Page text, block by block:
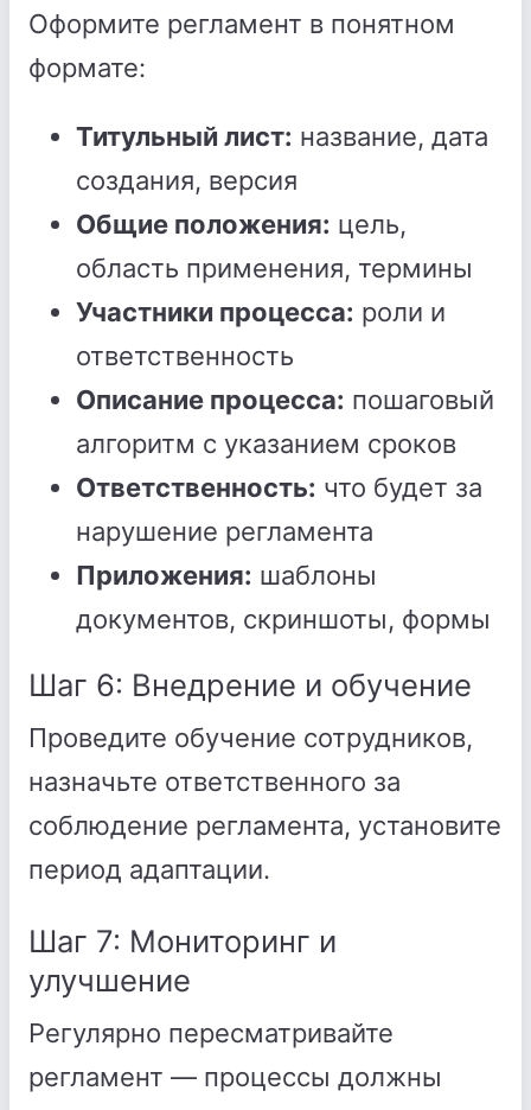
Оформите регламент в понятном
формате:
Титульный лист: название, дата
создания, версия
Общие положения: цель,
область применения, термины
Участники процесса: роли и
ответственность
Описание процесса: пошаговый
алгоритм с указанием сроков
Ответственность: что будет за
нарушение регламента
Приложения: шаблоны
документов, скриншоты, формы
Шаг 6: Внедрение и обучение
Проведите обучение сотрудников,
назначьте ответственного за
соблюдение регламента, установите
период адаптации.
Шаг 7: Мониторинг и
улучшение
Регулярно пересматривайте
регламент — процессы должны